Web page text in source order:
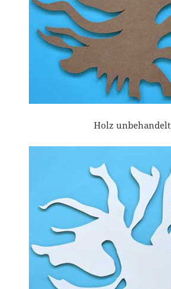
Holz unbehandelt